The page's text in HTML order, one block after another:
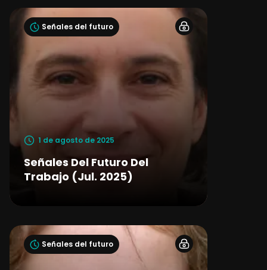
Señales del futuro
1 de agosto de 2025
Señales Del Futuro Del
Trabajo (Jul. 2025)
Señales del futuro